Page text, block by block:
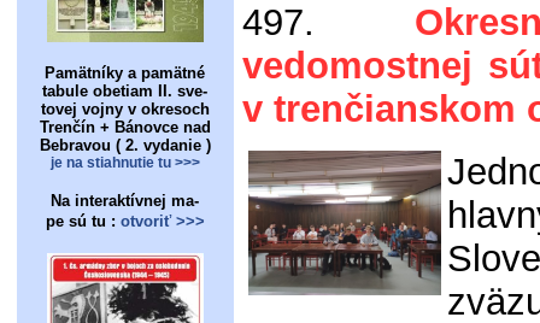
Pamätníky a pamätné
tabule obetiam II. sve-
tovej vojny v okresoch
Trenčín + Bánovce nad
Bebravou ( 2. vydanie )
je na stiahnutie tu >>>
Na interaktívnej ma-
pe sú tu : otvoriť >>>
497.
vedomostnej
v trenčianskom